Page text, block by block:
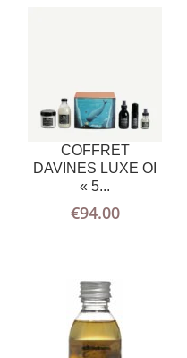
COFFRET
DAVINES LUXE OI
« 5...
€94.00
AJOUTER
AU PANIER
PLUS
D'INFOS